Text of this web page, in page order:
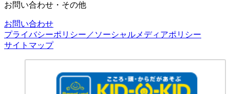
お問い合わせ・その他
お問い合わせ
プライバシーポリシー／ソーシャルメディアポリシー
サイトマップ